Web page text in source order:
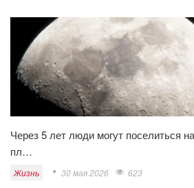
Через 5 лет люди могут поселиться
пл…
Жизнь 30 мая 2026 623